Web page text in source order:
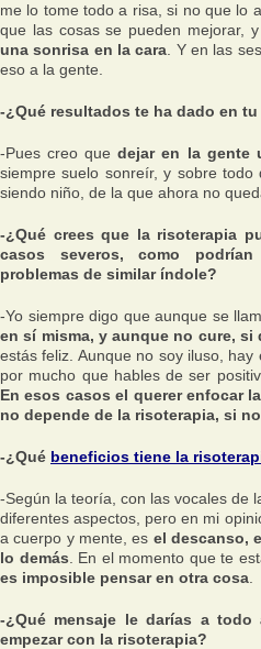
me lo tome todo a risa, si no que lo
que las cosas se pueden mejorar, y
una sonrisa en la cara . Y en las
eso a la gente.
-¿Qué resultados te ha dado en
-Pues creo quedejar en la gente
siempre suelo sonreír, y sobre
siendo niño, de la que ahora no
-¿Qué crees que la risoterapia
casos severos, como
problemas de similar índole?
-Yo siempre digo que aunque se
en sí misma, y aunque no cure, si
estás feliz. Aunque no soy iluso,
por mucho que hables de ser
En esos casos el querer enfocar
no depende de la risoterapia, si
-¿Qué beneficios tiene la
-Según la teoría, con las vocales de
diferentes aspectos, pero en mi
a cuerpo y mente, es el descanso,
lo demás . En el momento que te
es imposible pensar en otra cosa
-¿Qué mensaje le darías a todo
empezar con la risoterapia?